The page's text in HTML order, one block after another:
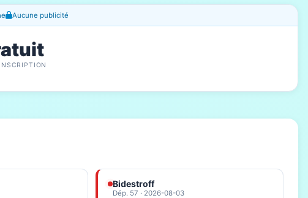
Aucune publicité
Bidestroff
Dép. 57 · 2026-08-03